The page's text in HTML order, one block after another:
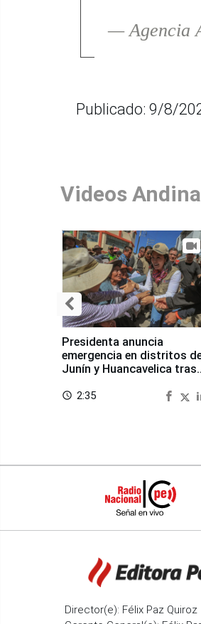
— Agencia
Publicado: 9/8/
Videos Andina
Presidenta anuncia
emergencia en distritos
Junín y Huancavelica tras
access_time 2:35
Director(e): Félix Paz Quiroz